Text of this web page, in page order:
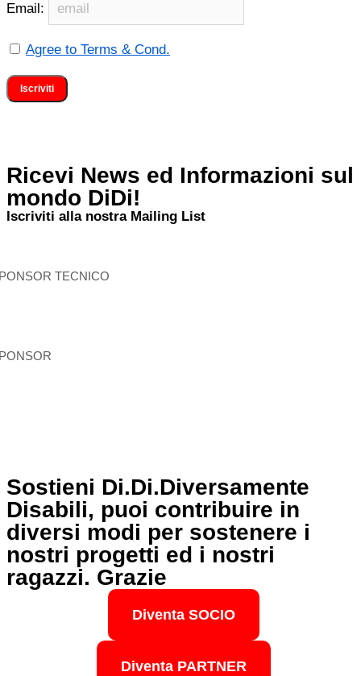
Ricevi News ed Informazioni sul
mondo DiDi!
Iscriviti alla nostra Mailing List
Email:
Agree to Terms & Cond.
TECNICO
Sostieni Di.Di.Diversamente
Disabili, puoi contribuire in
diversi modi per sostenere i
nostri progetti ed i nostri
ragazzi. Grazie
Diventa SOCIO
Diventa PARTNER